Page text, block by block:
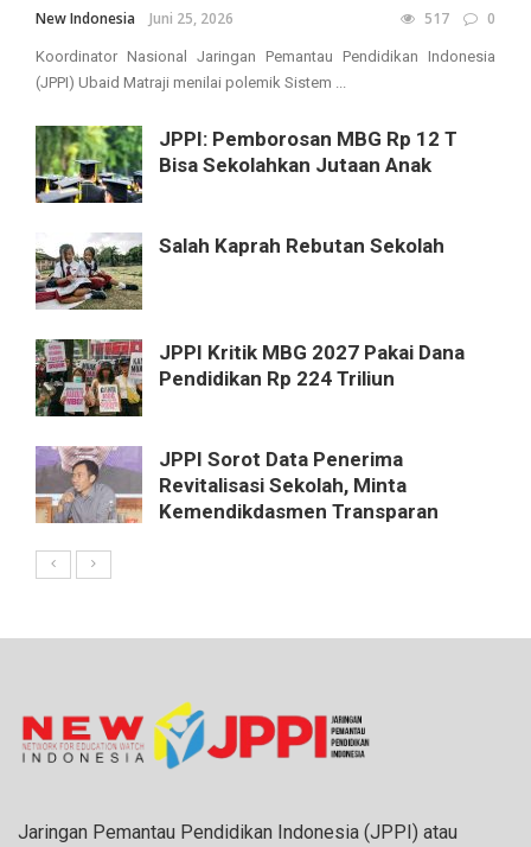
New Indonesia Juni 25, 2026 517 0
Koordinator Nasional Jaringan Pemantau Pendidikan Indonesia
(JPPI) Ubaid Matraji menilai polemik Sistem ...
JPPI: Pemborosan MBG Rp 12 T
Bisa Sekolahkan Jutaan Anak
Salah Kaprah Rebutan Sekolah
JPPI Kritik MBG 2027 Pakai Dana
Pendidikan Rp 224 Triliun
JPPI Sorot Data Penerima
Revitalisasi Sekolah, Minta
Kemendikdasmen Transparan
Jaringan Pemantau Pendidikan Indonesia (JPPI) atau